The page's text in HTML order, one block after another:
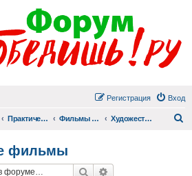
Вход
Регистрация
Практический раздел Фильмы для души Художественные фильмы
фильмы
Поиск